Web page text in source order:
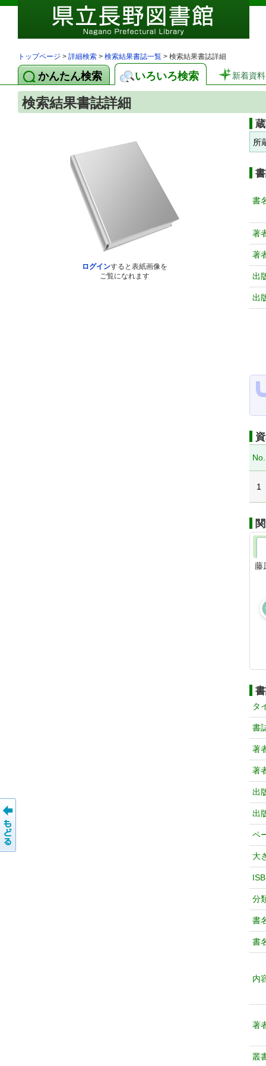
トップページ > 詳細検索 > 検索結果書誌一覧 > 検索結果書誌詳細
かんたん検索 いろいろ検索 新着資料
検索結果書誌詳細
ログインすると表紙画像を
ご覧になれます
所
書
著
著
出
出
No.
1
藤
タ
書
著
著
出
出
ペ
大
分
書
書
内
著
叢